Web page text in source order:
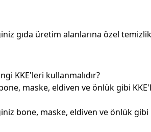
gıda üretim alanlarına özel
KKE'leri kullanmalıdır?
maske, eldiven ve önlük gibi
bone, maske, eldiven ve önlük